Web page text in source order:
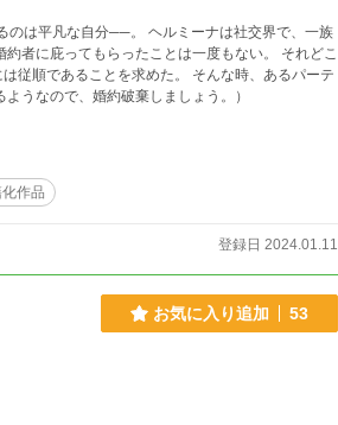
者に庇ってもらったことは一度もない。 それどこ
従順であることを求めた。 そんな時、あるパーテ
うなので、婚約破棄しましょう。）
作品
登録日 2024.01.11
お気に入り追加 53